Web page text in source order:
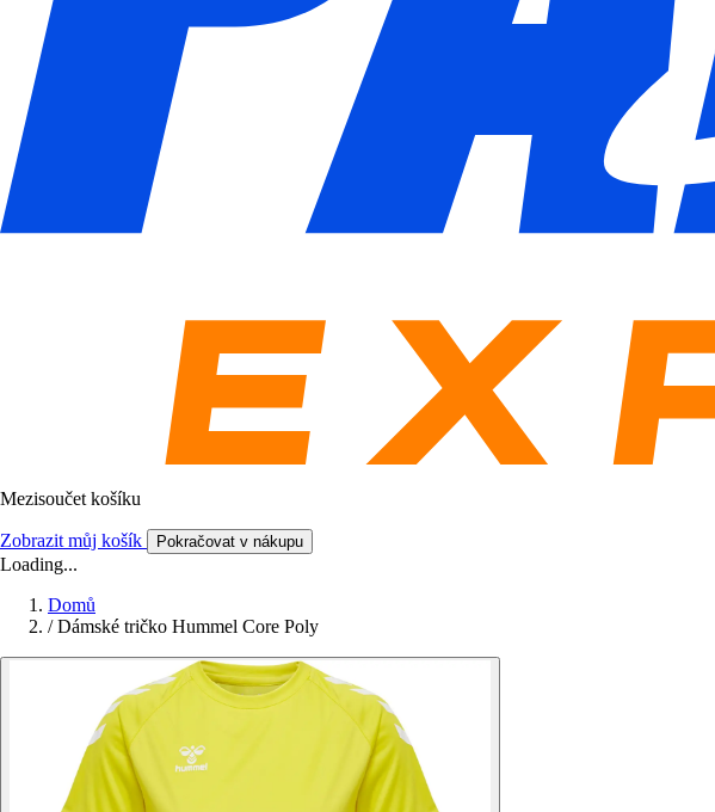
Mezisoučet košíku
Zobrazit můj košík Pokračovat v nákupu
Loading...
Domů
/ Dámské tričko Hummel Core Poly